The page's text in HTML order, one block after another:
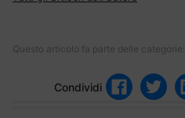
Questo articolo fa parte delle categorie:
Condividi